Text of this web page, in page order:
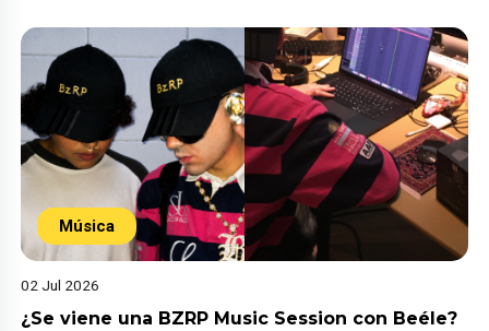
Música
02 Jul 2026
¿Se viene una BZRP Music Session con Beéle?